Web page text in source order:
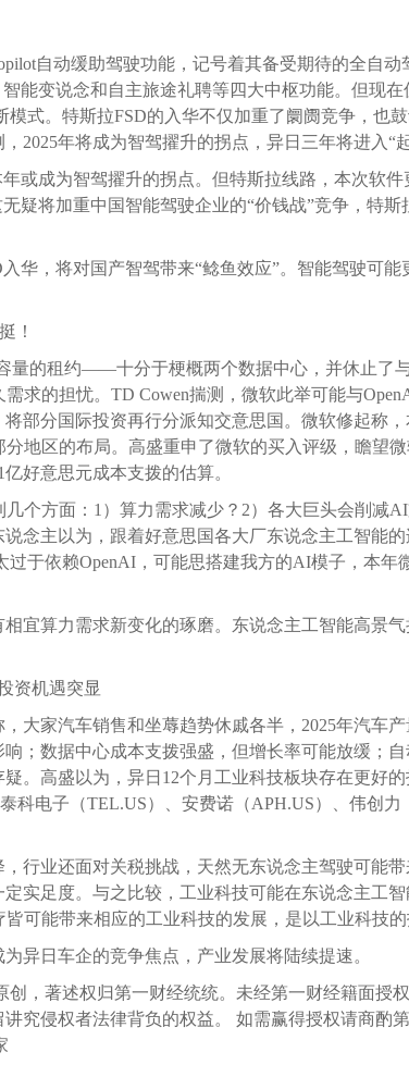
自动缓助驾驶功能，记号着其备受期待的全自动
能变说念和自主旅途礼聘等四大中枢功能。但现
式。特斯拉FSD的入华不仅加重了阛阓竞争，也
2025年将成为智驾擢升的拐点，异日三年将进入“起
或成为智驾擢升的拐点。但特斯拉线路，本次软
疑将加重中国智能驾驶企业的“价钱战”竞争，特斯
华，将对国产智驾带来“鲶鱼效应”。智能驾驶可能
！
量的租约——十分于梗概两个数据中心，并休止了
求的担忧。TD Cowen揣测，微软此举可能与
部分国际投资再行分派知交意思国。微软修起称
地区的布局。高盛重申了微软的买入评级，瞻望
好意思元成本支拨的估算。
个方面：1）算力需求减少？2）各大巨头会削减
念主以为，跟着好意思国各大厂东说念主工智能
于依赖OpenAI，可能思搭建我方的AI模子，本年
宜算力需求新变化的琢磨。东说念主工智能高景
资机遇突显
大家汽车销售和坐蓐趋势休戚各半，2025年汽车
；数据中心成本支拨强盛，但增长率可能放缓；自
。高盛以为，异日12个月工业科技板块存在更好
科电子（TEL.US）、安费诺（APH.US）、伟创力
行业还面对关税挑战，天然无东说念主驾驶可能
实足度。与之比较，工业科技可能在东说念主工
可能带来相应的工业科技的发展，是以工业科技的
异日车企的竞争焦点，产业发展将陆续提速。
，著述权归第一财经统统。未经第一财经籍面授
究侵权者法律背负的权益。 如需赢得授权请商酌